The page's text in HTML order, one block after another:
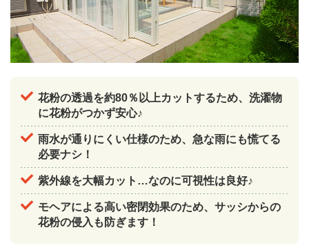
花粉の透過を約80％以上カットするため、洗濯物
に花粉がつかず安心♪
雨水が通りにくい仕様のため、急な雨にも慌てる
必要ナシ！
紫外線を大幅カット…なのに可視性は良好♪
モヘアによる高い密閉効果のため、サッシからの
花粉の侵入も防ぎます！